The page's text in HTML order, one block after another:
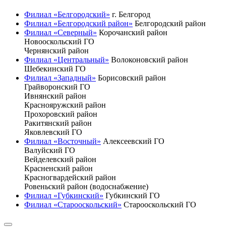
Филиал «Белгородский» г. Белгород
Филиал «Белгородский район» Белгородский район
Филиал «Северный» Корочанский район
Новооскольский ГО
Чернянский район
Филиал «Центральный» Волоконовский район
Шебекинский ГО
Филиал «Западный» Борисовский район
Грайворонский ГО
Ивнянский район
Краснояружский район
Прохоровский район
Ракитянский район
Яковлевский ГО
Филиал «Восточный» Алексеевский ГО
Валуйский ГО
Вейделевский район
Красненский район
Красногвардейский район
Ровеньский район (водоснабжение)
Филиал «Губкинский» Губкинский ГО
Филиал «Старооскольский» Старооскольский ГО